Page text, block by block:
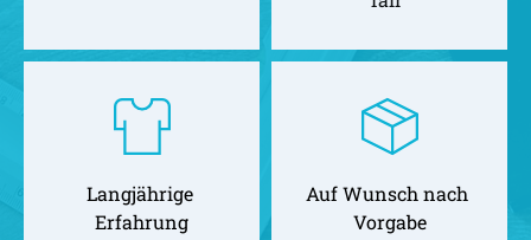
Langjährige
Erfahrung
Auf Wunsch nach
Vorgabe